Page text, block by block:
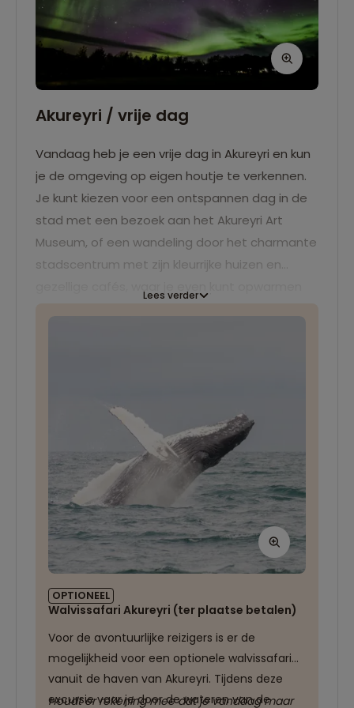
Akureyri / vrije dag
Vandaag heb je een vrije dag in Akureyri en kun
je de omgeving op eigen houtje te verkennen.
Je kunt kiezen voor een ontspannen dag in de
stad met een bezoek aan het Akureyri Art
Museum, of een wandeling door het charmante
stadscentrum met zijn kleurrijke huizen en
we op zoek naar het magische noorderlicht!
Lees verder
OPTIONEEL
Walvissafari Akureyri (ter plaatse betalen)
Voor de avontuurlijke reizigers is er de
mogelijkheid voor een optionele walvissafari
vanuit de haven van Akureyri. Tijdens deze
excursie vaar je door de wateren van de
Houdt er rekening mee dat je vandaag maar